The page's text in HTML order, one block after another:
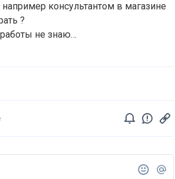
консультантом в магазине
?
не знаю…